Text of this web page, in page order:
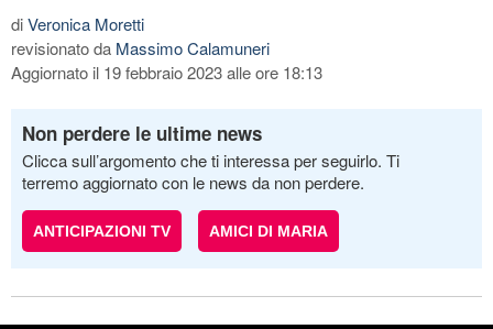
diVeronica Moretti
revisionato da Massimo Calamuneri
Aggiornato il 19 febbraio 2023 alle ore 18:13
Non perdere le ultime news
Clicca sull’argomento che ti interessa per seguirlo. Ti
terremo aggiornato con le news da non perdere.
ANTICIPAZIONI TV AMICI DI MARIA